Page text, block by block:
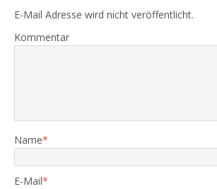
E-Mail Adresse wird nicht veröffentlicht.
Kommentar
Name*
E-Mail*